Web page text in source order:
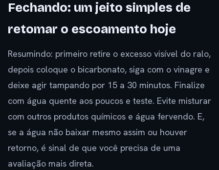
Fechando: um jeito simples de
retomar o escoamento hoje
Resumindo: primeiro retire o excesso visível do ralo,
depois coloque o bicarbonato, siga com o vinagre e
deixe agir tampando por 15 a 30 minutos. Finalize
com água quente aos poucos e teste. Evite misturar
com outros produtos químicos e água fervendo. E,
se a água não baixar mesmo assim ou houver
retorno, é sinal de que você precisa de uma
avaliação mais direta.